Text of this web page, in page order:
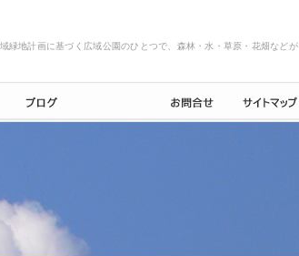
緑地計画に基づく広域公園のひとつで、森林・水・草原・花畑などが